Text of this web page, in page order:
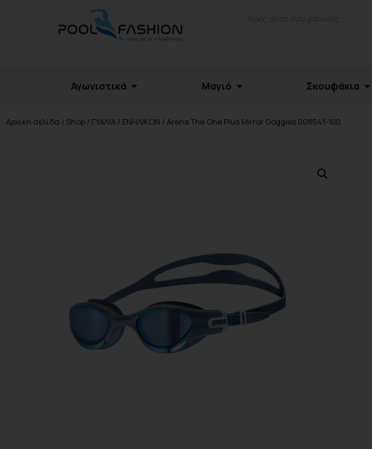
Αγωνιστικά Μαγιό Σκουφάκια
Αρχική σελίδα / Shop / ΓΥΑΛΙΑ / ΕΝΗΛΙΚΩΝ / Arena The One Plus Mirror Goggles 008541-100